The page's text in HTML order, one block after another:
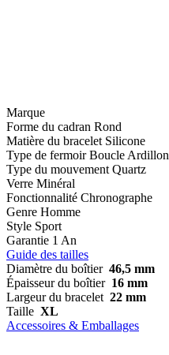
Marque
Forme du cadran Rond
Matière du bracelet Silicone
Type de fermoir Boucle Ardillon
Type du mouvement Quartz
Verre Minéral
Fonctionnalité Chronographe
Genre Homme
Style Sport
Garantie 1 An
Guide des tailles
Diamètre du boîtier 46,5 mm
Épaisseur du boîtier 16 mm
Largeur du bracelet 22 mm
Taille XL
Accessoires & Emballages